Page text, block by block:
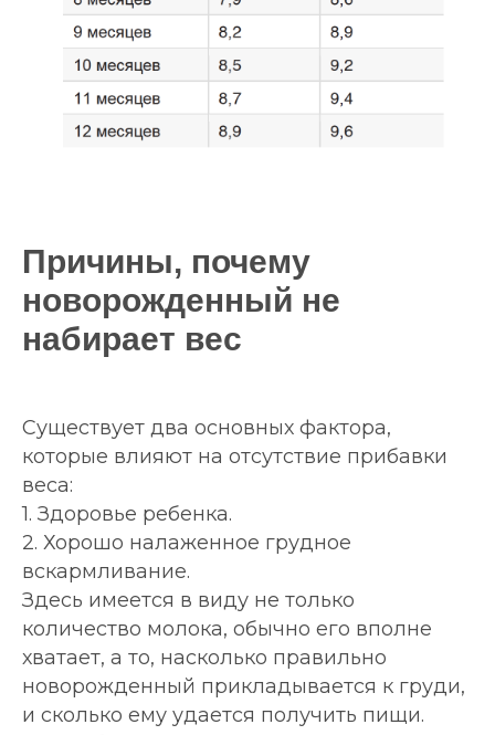
Причины, почему
новорожденный не
набирает вес
Существует два основных фактора,
которые влияют на отсутствие прибавки
веса:
1. Здоровье ребенка.
2. Хорошо налаженное грудное
вскармливание.
Здесь имеется в виду не только
количество молока, обычно его вполне
хватает, а то, насколько правильно
новорожденный прикладывается к груди,
и сколько ему удается получить пищи.